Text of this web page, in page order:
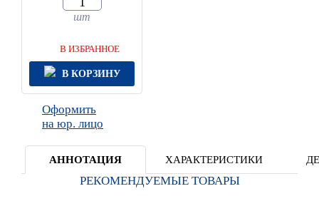
шт
В ИЗБРАННОЕ
В КОРЗИНУ
Оформить
на юр. лицо
АННОТАЦИЯ ХАРАКТЕРИСТИКИ
РЕКОМЕНДУЕМЫЕ ТОВАРЫ